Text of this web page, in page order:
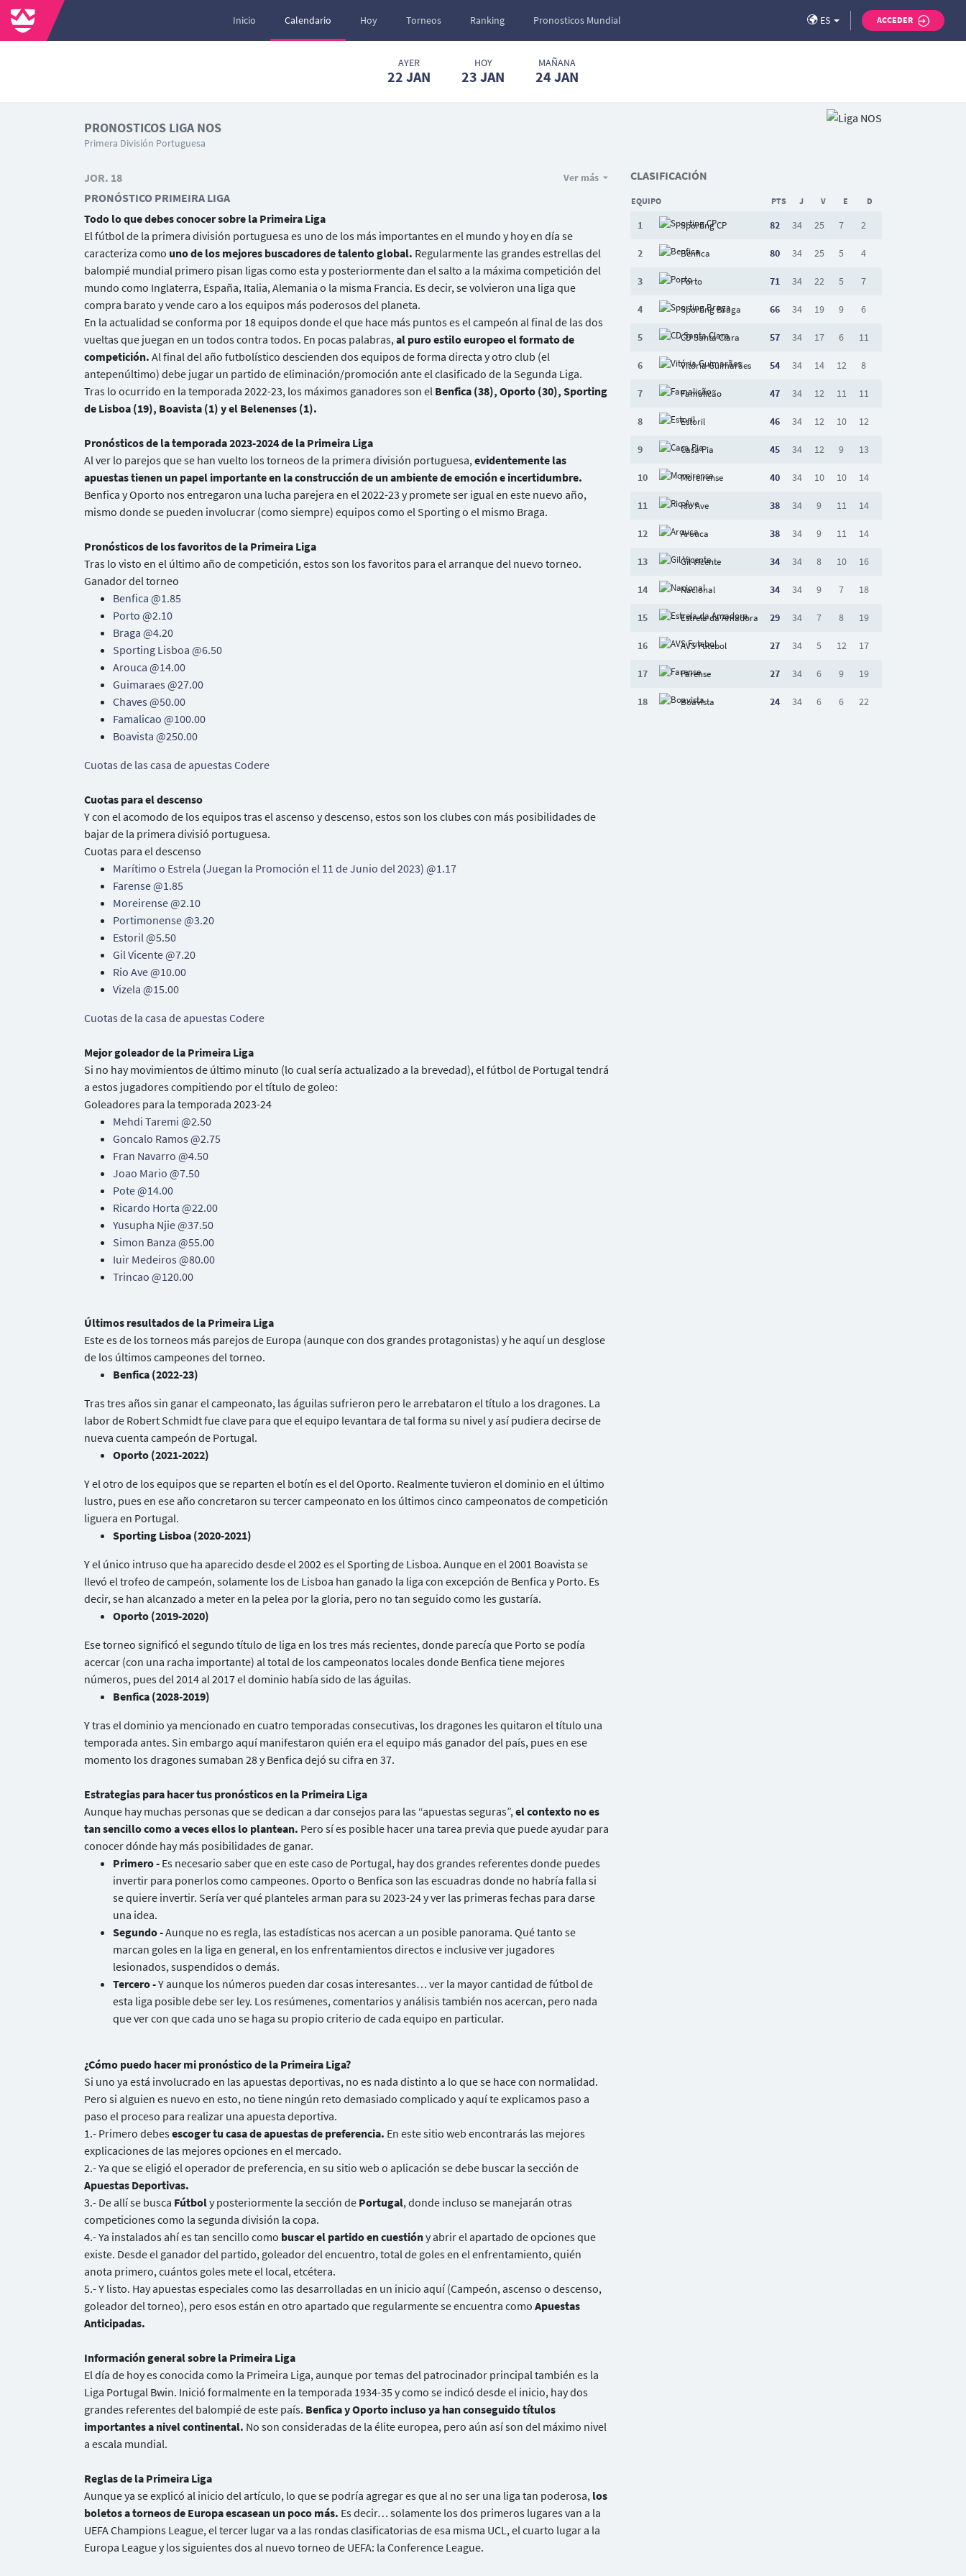
Inicio Calendario Hoy Torneos Ranking Pronosticos Mundial ES ACCEDER
AYER
22 JAN
HOY
23 JAN
MAÑANA
24 JAN
PRONOSTICOS LIGA NOS
Primera División Portuguesa
JOR. 18 Ver más
PRONÓSTICO PRIMEIRA LIGA
Todo lo que debes conocer sobre la Primeira Liga
El fútbol de la primera división portuguesa es uno de los más importantes en el mundo y hoy en día se
caracteriza como uno de los mejores buscadores de talento global. Regularmente las grandes estrellas del
balompié mundial primero pisan ligas como esta y posteriormente dan el salto a la máxima competición del
mundo como Inglaterra, España, Italia, Alemania o la misma Francia. Es decir, se volvieron una liga que
compra barato y vende caro a los equipos más poderosos del planeta.
En la actualidad se conforma por 18 equipos donde el que hace más puntos es el campeón al final de las dos
vueltas que juegan en un todos contra todos. En pocas palabras,al puro estilo europeo el formato de
competición. Al final del año futbolístico descienden dos equipos de forma directa y otro club (el
antepenúltimo) debe jugar un partido de eliminación/promoción ante el clasificado de la Segunda Liga.
Tras lo ocurrido en la temporada 2022-23, los máximos ganadores son el Benfica (38), Oporto (30), Sporting
de Lisboa (19), Boavista (1) y el Belenenses (1).
Pronósticos de la temporada 2023-2024 de la Primeira Liga
Al ver lo parejos que se han vuelto los torneos de la primera división portuguesa,evidentemente las
apuestas tienen un papel importante en la construcción de un ambiente de emoción e incertidumbre.
Benfica y Oporto nos entregaron una lucha parejera en el 2022-23 y promete ser igual en este nuevo año,
mismo donde se pueden involucrar (como siempre) equipos como el Sporting o el mismo Braga.
Pronósticos de los favoritos de la Primeira Liga
Tras lo visto en el último año de competición, estos son los favoritos para el arranque del nuevo torneo.
Ganador del torneo
Benfica @1.85
Porto @2.10
Braga @4.20
Sporting Lisboa @6.50
Arouca @14.00
Guimaraes @27.00
Chaves @50.00
Famalicao @100.00
Boavista @250.00
Cuotas de las casa de apuestas Codere
Cuotas para el descenso
Y con el acomodo de los equipos tras el ascenso y descenso, estos son los clubes con más posibilidades de
bajar de la primera divisió portuguesa.
Cuotas para el descenso
Marítimo o Estrela (Juegan la Promoción el 11 de Junio del 2023) @1.17
Farense @1.85
Moreirense @2.10
Portimonense @3.20
Estoril @5.50
Gil Vicente @7.20
Rio Ave @10.00
Vizela @15.00
Cuotas de la casa de apuestas Codere
Mejor goleador de la Primeira Liga
Si no hay movimientos de último minuto (lo cual sería actualizado a la brevedad), el fútbol de Portugal tendrá
a estos jugadores compitiendo por el título de goleo:
Goleadores para la temporada 2023-24
Mehdi Taremi @2.50
Goncalo Ramos @2.75
Fran Navarro @4.50
Joao Mario @7.50
Pote @14.00
Ricardo Horta @22.00
Yusupha Njie @37.50
Simon Banza @55.00
Iuir Medeiros @80.00
Trincao @120.00
Últimos resultados de la Primeira Liga
Este es de los torneos más parejos de Europa (aunque con dos grandes protagonistas) y he aquí un desglose
de los últimos campeones del torneo.
Benfica (2022-23)
Tras tres años sin ganar el campeonato, las águilas sufrieron pero le arrebataron el título a los dragones. La
labor de Robert Schmidt fue clave para que el equipo levantara de tal forma su nivel y así pudiera decirse de
nueva cuenta campeón de Portugal.
Oporto (2021-2022)
Y el otro de los equipos que se reparten el botín es el del Oporto. Realmente tuvieron el dominio en el último
lustro, pues en ese año concretaron su tercer campeonato en los últimos cinco campeonatos de competición
liguera en Portugal.
Sporting Lisboa (2020-2021)
Y el único intruso que ha aparecido desde el 2002 es el Sporting de Lisboa. Aunque en el 2001 Boavista se
llevó el trofeo de campeón, solamente los de Lisboa han ganado la liga con excepción de Benfica y Porto. Es
decir, se han alcanzado a meter en la pelea por la gloria, pero no tan seguido como les gustaría.
Oporto (2019-2020)
Ese torneo significó el segundo título de liga en los tres más recientes, donde parecía que Porto se podía
acercar (con una racha importante) al total de los campeonatos locales donde Benfica tiene mejores
números, pues del 2014 al 2017 el dominio había sido de las águilas.
Benfica (2028-2019)
Y tras el dominio ya mencionado en cuatro temporadas consecutivas, los dragones les quitaron el título una
temporada antes. Sin embargo aquí manifestaron quién era el equipo más ganador del país, pues en ese
momento los dragones sumaban 28 y Benfica dejó su cifra en 37.
Estrategias para hacer tus pronósticos en la Primeira Liga
Aunque hay muchas personas que se dedican a dar consejos para las “apuestas seguras”,el contexto no es
tan sencillo como a veces ellos lo plantean. Pero sí es posible hacer una tarea previa que puede ayudar para
conocer dónde hay más posibilidades de ganar.
Primero - Es necesario saber que en este caso de Portugal, hay dos grandes referentes donde puedes
invertir para ponerlos como campeones. Oporto o Benfica son las escuadras donde no habría falla si
se quiere invertir. Sería ver qué planteles arman para su 2023-24 y ver las primeras fechas para darse
una idea.
Segundo -Aunque no es regla, las estadísticas nos acercan a un posible panorama. Qué tanto se
marcan goles en la liga en general, en los enfrentamientos directos e inclusive ver jugadores
lesionados, suspendidos o demás.
Tercero -Y aunque los números pueden dar cosas interesantes… ver la mayor cantidad de fútbol de
esta liga posible debe ser ley. Los resúmenes, comentarios y análisis también nos acercan, pero nada
que ver con que cada uno se haga su propio criterio de cada equipo en particular.
¿Cómo puedo hacer mi pronóstico de la Primeira Liga?
Si uno ya está involucrado en las apuestas deportivas, no es nada distinto a lo que se hace con normalidad.
Pero si alguien es nuevo en esto, no tiene ningún reto demasiado complicado y aquí te explicamos paso a
paso el proceso para realizar una apuesta deportiva.
1.- Primero debesescoger tu casa de apuestas de preferencia. En este sitio web encontrarás las mejores
explicaciones de las mejores opciones en el mercado.
2.- Ya que se eligió el operador de preferencia, en su sitio web o aplicación se debe buscar la sección de
Apuestas Deportivas.
3.- De allí se busca Fútboly posteriormente la sección de Portugal, donde incluso se manejarán otras
competiciones como la segunda división la copa.
4.- Ya instalados ahí es tan sencillo como buscar el partido en cuestióny abrir el apartado de opciones que
existe. Desde el ganador del partido, goleador del encuentro, total de goles en el enfrentamiento, quién
anota primero, cuántos goles mete el local, etcétera.
5.- Y listo. Hay apuestas especiales como las desarrolladas en un inicio aquí (Campeón, ascenso o descenso,
goleador del torneo), pero esos están en otro apartado que regularmente se encuentra como Apuestas
Anticipadas.
Información general sobre la Primeira Liga
El día de hoy es conocida como la Primeira Liga, aunque por temas del patrocinador principal también es la
Liga Portugal Bwin. Inició formalmente en la temporada 1934-35 y como se indicó desde el inicio, hay dos
grandes referentes del balompié de este país. Benfica y Oporto incluso ya han conseguido títulos
importantes a nivel continental. No son consideradas de la élite europea, pero aún así son del máximo nivel
a escala mundial.
Reglas de la Primeira Liga
Aunque ya se explicó al inicio del artículo, lo que se podría agregar es que al no ser una liga tan poderosa, los
boletos a torneos de Europa escasean un poco más. Es decir… solamente los dos primeros lugares van a la
UEFA Champions League, el tercer lugar va a las rondas clasificatorias de esa misma UCL, el cuarto lugar a la
Europa League y los siguientes dos al nuevo torneo de UEFA: la Conference League.
CLASIFICACIÓN
EQUIPO PTS J V E D
1 Sporting CP 82 34 25 7 2
2 Benfica 80 34 25 5 4
3 Porto 71 34 22 5 7
4 Sporting Braga 66 34 19 9 6
5 CD Santa Clara 57 34 17 6 11
6 Vitória Guimarães 54 34 14 12 8
7 Famalicão 47 34 12 11 11
8 Estoril 46 34 12 10 12
9 Casa Pia 45 34 12 9 13
10 Moreirense 40 34 10 10 14
11 Rio Ave 38 34 9 11 14
12 Arouca 38 34 9 11 14
13 Gil Vicente 34 34 8 10 16
14 Nacional 34 34 9 7 18
15 Estrela da Amadora 29 34 7 8 19
16 AVS Futebol 27 34 5 12 17
17 Farense 27 34 6 9 19
18 Boavista 24 34 6 6 22